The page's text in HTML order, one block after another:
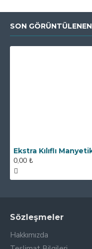
SON GÖRÜNTÜLENEN
0,00 ₺
Sözleşmeler
Hakkımızda